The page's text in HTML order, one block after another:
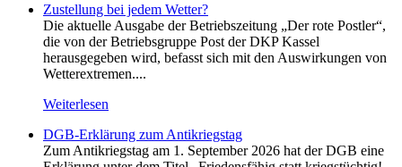
Zustellung bei jedem Wetter?
Die aktuelle Ausgabe der Betriebszeitung „Der rote Postler“,
die von der Betriebsgruppe Post der DKP Kassel
herausgegeben wird, befasst sich mit den Auswirkungen von
Wetterextremen....
Weiterlesen
DGB-Erklärung zum Antikriegstag
Zum Antikriegstag am 1. September 2026 hat der DGB eine